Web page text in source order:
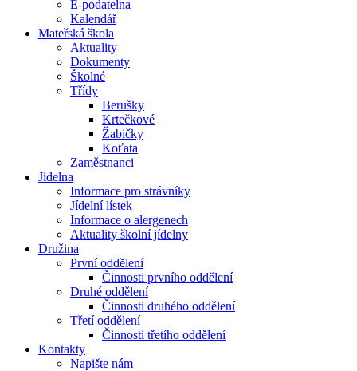
E-podatelna
Kalendář
Mateřská škola
Aktuality
Dokumenty
Školné
Třídy
Berušky
Krtečkové
Žabičky
Koťata
Zaměstnanci
Jídelna
Informace pro strávníky
Jídelní lístek
Informace o alergenech
Aktuality školní jídelny
Družina
První oddělení
Činnosti prvního oddělení
Druhé oddělení
Činnosti druhého oddělení
Třetí oddělení
Činnosti třetího oddělení
Kontakty
Napište nám